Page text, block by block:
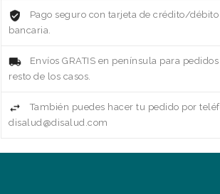
Pago seguro con tarjeta de crédito/
bancaria.
Envíos GRATIS en península para
resto de los casos.
También puedes hacer tu pedido por
disalud@disalud.com